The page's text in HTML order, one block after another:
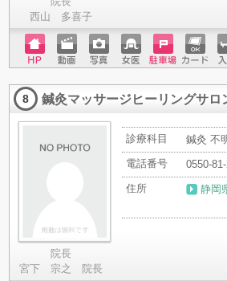
西山 多喜子
ホーム
ページ
動画 写真 女医 駐車場クレジ
ットカ
ード
入
8 鍼灸マッサージヒーリングサロ
院長
宮下 宗之 院長
診療科目
鍼灸 不
電話番号
0550-
住所
静岡